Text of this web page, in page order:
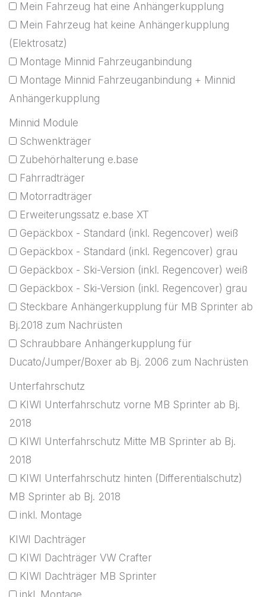
Mein Fahrzeug hat eine Anhängerkupplung
Mein Fahrzeug hat keine Anhängerkupplung
(Elektrosatz)
Montage Minnid Fahrzeuganbindung
Montage Minnid Fahrzeuganbindung + Minnid
Anhängerkupplung
Minnid Module
Schwenkträger
Zubehörhalterung e.base
Fahrradträger
Motorradträger
Erweiterungssatz e.base XT
Gepäckbox - Standard (inkl. Regencover) weiß
Gepäckbox - Standard (inkl. Regencover) grau
Gepäckbox - Ski-Version (inkl. Regencover) weiß
Gepäckbox - Ski-Version (inkl. Regencover) grau
Steckbare Anhängerkupplung für MB Sprinter ab
Bj.2018 zum Nachrüsten
Schraubbare Anhängerkupplung für
Ducato/Jumper/Boxer ab Bj. 2006 zum Nachrüsten
Unterfahrschutz
KIWI Unterfahrschutz vorne MB Sprinter ab Bj.
2018
KIWI Unterfahrschutz Mitte MB Sprinter ab Bj.
2018
KIWI Unterfahrschutz hinten (Differentialschutz)
MB Sprinter ab Bj. 2018
inkl. Montage
KIWI Dachträger
KIWI Dachträger VW Crafter
KIWI Dachträger MB Sprinter